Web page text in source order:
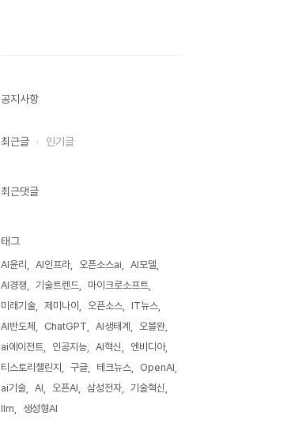
공지사항
최근글 인기글
최근댓글
태그
AI윤리 AI인프라 오픈소스ai
AI모델
AI경쟁
기술트렌드
마이크로소프트
미래기술
제미나이 오픈소스
IT뉴스
AI반도체
ChatGPT AI생태계
오블완
ai에이전트
인공지능 AI혁신
엔비디아
티스토리챌린지
구글 테크뉴스
OpenAI
ai기술
AI 오픈AI 삼성전자
기술혁신
llm
생성형AI